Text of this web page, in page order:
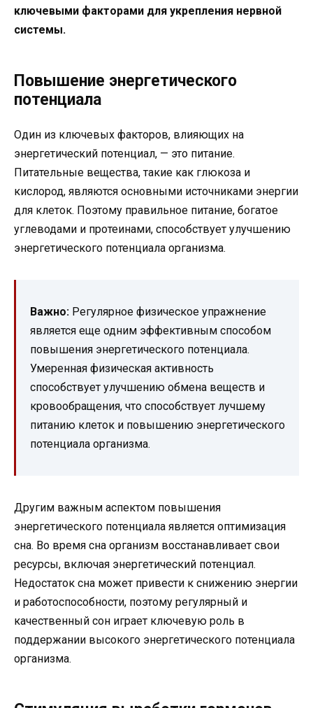
ключевыми факторами для укрепления нервной
системы.
Повышение энергетического
потенциала
Один из ключевых факторов, влияющих на
энергетический потенциал, — это питание.
Питательные вещества, такие как глюкоза и
кислород, являются основными источниками энергии
для клеток. Поэтому правильное питание, богатое
углеводами и протеинами, способствует улучшению
энергетического потенциала организма.
Важно: Регулярное физическое упражнение
является еще одним эффективным способом
повышения энергетического потенциала.
Умеренная физическая активность
способствует улучшению обмена веществ и
кровообращения, что способствует лучшему
питанию клеток и повышению энергетического
потенциала организма.
Другим важным аспектом повышения
энергетического потенциала является оптимизация
сна. Во время сна организм восстанавливает свои
ресурсы, включая энергетический потенциал.
Недостаток сна может привести к снижению энергии
и работоспособности, поэтому регулярный и
качественный сон играет ключевую роль в
поддержании высокого энергетического потенциала
организма.